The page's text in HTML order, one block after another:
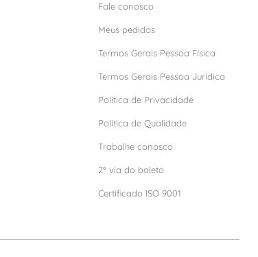
Fale conosco
Meus pedidos
Termos Gerais Pessoa Física
Termos Gerais Pessoa Jurídica
Política de Privacidade
Política de Qualidade
Trabalhe conosco
2º via do boleto
Certificado ISO 9001